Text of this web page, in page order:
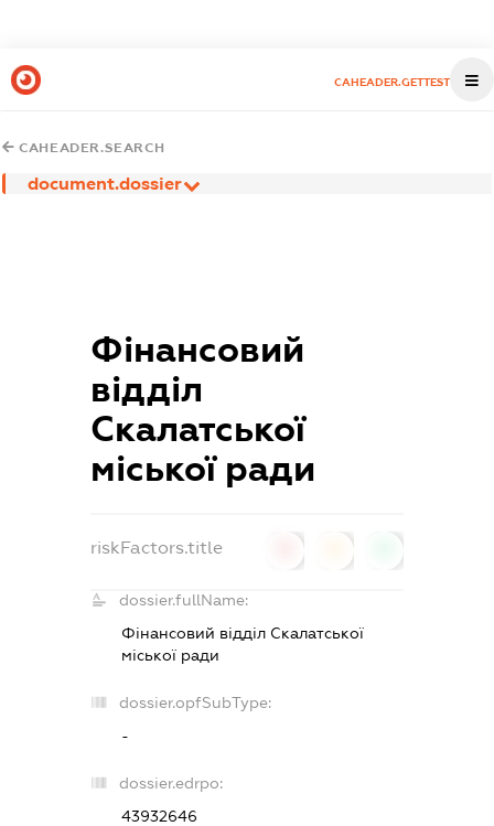
CAHEADER.GETTEST
CAHEADER.SEARCH
document.dossier
Фінансовий
відділ
Скалатської
міської ради
riskFactors.title
dossier.fullName:
Фінансовий відділ Скалатської
міської ради
dossier.opfSubType:
-
dossier.edrpo:
43932646